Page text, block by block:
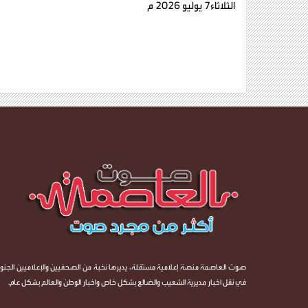
الثلاثاء7 يوليو 2026 م
صوت العاصمة منصة إعلامية مستقلة، يديرها نخبة من الصحفيين والإعلاميين
في نقل اخبار مديرية الشعيب والضالع بشكل خاص واخبار الوطن والعالم بشكل عام.